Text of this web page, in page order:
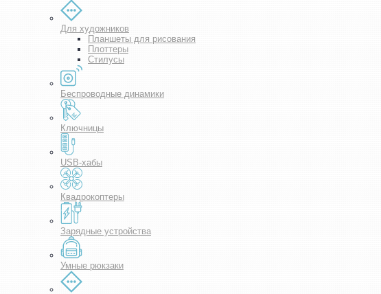
Для художников
Планшеты для рисования
Плоттеры
Стилусы
Беспроводные динамики
Ключницы
USB-хабы
Квадрокоптеры
Зарядные устройства
Умные рюкзаки